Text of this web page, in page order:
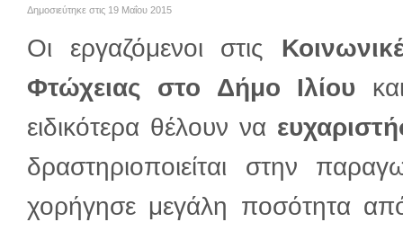
Δημοσιεύτηκε στις 19 Μαΐου 2015
Οι εργαζόμενοι στις
Φτώχειας στο Δήμο Ιλίου
ειδικότερα θέλουν να
δραστηριοποιείται στην
χορήγησε μεγάλη ποσότητα